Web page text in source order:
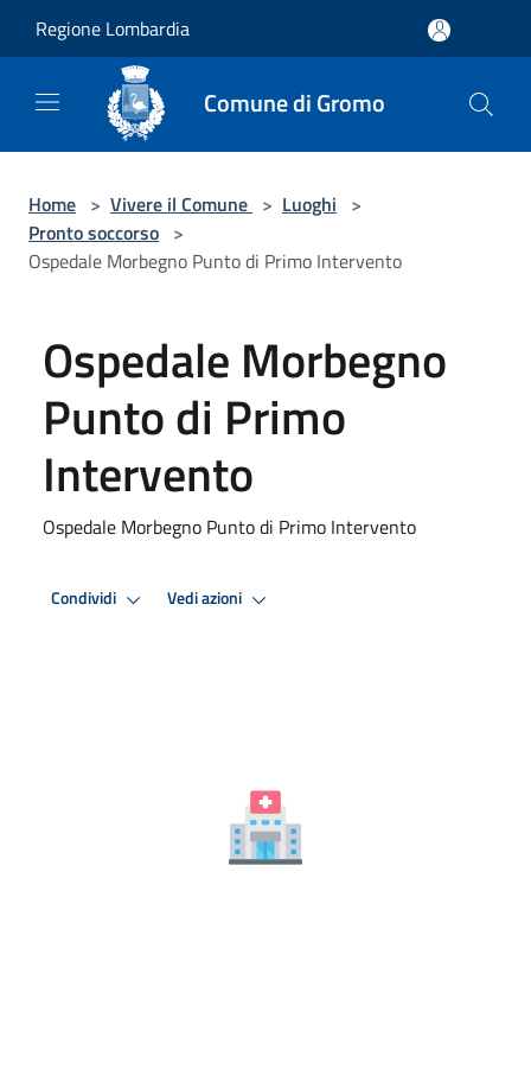
Regione Lombardia
Comune di Gromo
Home > Vivere il Comune > Luoghi >
Pronto soccorso >
Ospedale Morbegno Punto di Primo Intervento
Ospedale Morbegno
Punto di Primo
Intervento
Ospedale Morbegno Punto di Primo Intervento
Condividi Vedi azioni